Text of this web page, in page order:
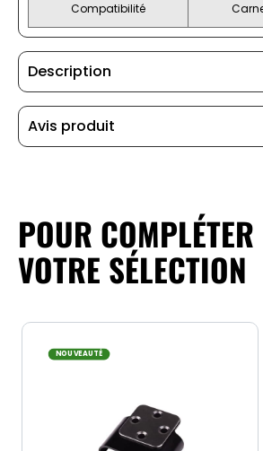
Compatibilité
Description
Avis produit
POUR COMPLÉTER
VOTRE SÉLECTION
NOUVEAUTÉ